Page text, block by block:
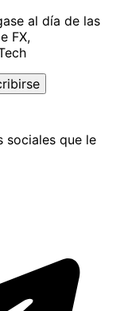
al día de las
FX,
sociales que le